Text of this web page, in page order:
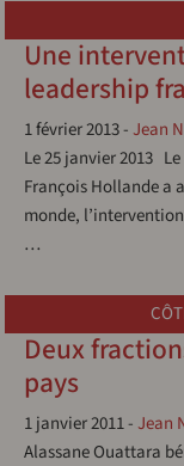
Une
leadership
1 février 2013-Jean
Le 25 janvier 2013
François Hollande a
monde,
…
Deux
pays
1 janvier 2011-Jean
Alassane Ouattara